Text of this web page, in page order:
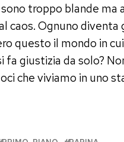
troppo blande
caos. Ognuno diventa
questo il mondo in
fa giustizia da solo?
che viviamo in uno